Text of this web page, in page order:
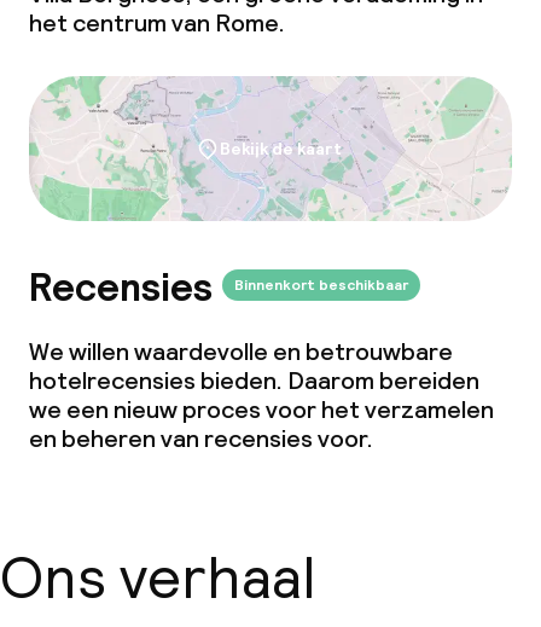
het centrum van Rome.
Bekijk de kaart
Recensies Binnenkort beschikbaar
We willen waardevolle en betrouwbare
hotelrecensies bieden. Daarom bereiden
we een nieuw proces voor het verzamelen
en beheren van recensies voor.
Ons verhaal